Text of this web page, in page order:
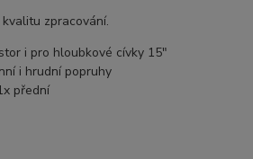
zpracování.
i pro hloubkové cívky 15"
i hrudní popruhy
přední